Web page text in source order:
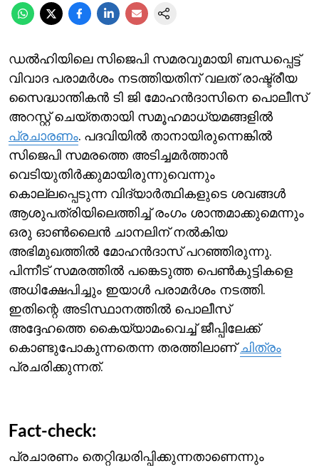
ഡല്‍ഹിയിലെ സിജെപി സമരവുമായി ബന്ധപ്പെട്ട്
വിവാദ പരാമര്‍ശം നടത്തിയതിന് വലത് രാഷ്ട്രീയ
സൈദ്ധാന്തികന്‍ ടി ജി മോഹന്‍ദാസിനെ പൊലീസ്
അറസ്റ്റ് ചെയ്തതായി സമൂഹമാധ്യമങ്ങളില്‍
പ്രചാരണം. പദവിയില്‍ താനായിരുന്നെങ്കില്‍‌
സിജെപി സമരത്തെ അടിച്ചമര്‍ത്താന്‍
വെടിയുതിര്‍ക്കുമായിരുന്നുവെന്നും
കൊല്ലപ്പെടുന്ന വിദ്യാര്‍ത്ഥികളുടെ ശവങ്ങള്‍
ആശുപത്രിയിലെത്തിച്ച് രംഗം ശാന്തമാക്കുമെന്നും
ഒരു ഓണ്‍ലൈന്‍ ചാനലിന് നല്‍കിയ
അഭിമുഖത്തില്‍ മോഹന്‍ദാസ് പറഞ്ഞിരുന്നു.
പിന്നീട് സമരത്തില്‍ പങ്കെടുത്ത പെണ്‍കുട്ടികളെ
അധിക്ഷേപിച്ചും ഇയാള്‍ പരാമര്‍ശം നടത്തി.
ഇതിന്റെ അടിസ്ഥാനത്തില്‍‌ പൊലീസ്
അദ്ദേഹത്തെ കൈയ്യാമംവെച്ച് ജീപ്പിലേക്ക്
കൊണ്ടുപോകുന്നതെന്ന തരത്തിലാണ്ചിത്രം
പ്രചരിക്കുന്നത്.
Fact-check:
പ്രചാരണം തെറ്റിദ്ധരിപ്പിക്കുന്നതാണെന്നും